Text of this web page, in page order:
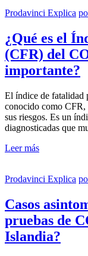
Prodavinci Explica
¿Qué es el
(CFR) del
importante?
El índice de fatalidad
conocido como
sus riesgos. Es un
diagnosticadas que
Leer más
Prodavinci Explica
Casos
pruebas de
Islandia?